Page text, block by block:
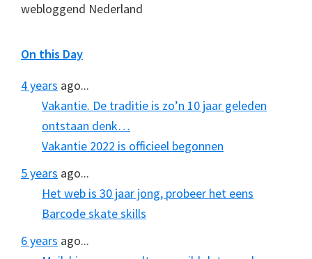
webloggend Nederland
On this Day
4 years ago...
Vakantie. De traditie is zo’n 10 jaar geleden
ontstaan denk…
Vakantie 2022 is officieel begonnen
5 years ago...
Het web is 30 jaar jong, probeer het eens
Barcode skate skills
6 years ago...